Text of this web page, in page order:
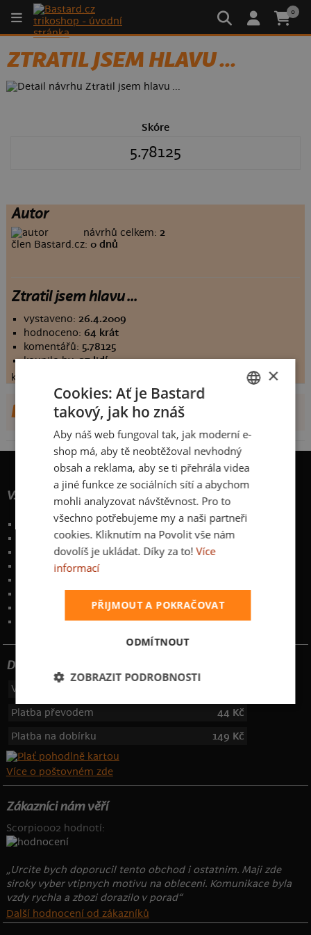
0
ZTRATIL JSEM HLAVU ...
Skóre
5.78125
Autor
návrhů celkem:2
člen Bastard.cz:0 dnů
Ztratil jsem hlavu ...
vystaveno:26.4.2009
hodnoceno:64 krát
komentářů: 5.78125
koupilo by:27 lidí
konečné hodnocení:
DALŠÍ NÁVRHY OD JOZEFPADLO
Vše o nákupu
Poštovné a způsoby doručení
Garance výměny či vrácení
Časté otázky
Zakázkový potisk textilu
Ochrana osobních údajů
info@bastard.cz
Telefon: 355 455 192
Dotujeme poštovné
Výdejní místa
Platba převodem
44 Kč
Platba na dobírku
149 Kč
Více o poštovném zde
Zákazníci nám věří
Scorpio002 hodnotí:
„Urcite bych doporucil tento obchod i ostatnim. Maji zde
siroky vyber vtipnych motivu na obleceni. Komunikace byla
vzdy rychla a zbozi dorazilo v porad“
Další hodnocení od zákazníků
SLOVAK
×
Cookies: Ať je Bastard
takový, jak ho znáš
Aby náš web fungoval tak, jak moderní e-
shop má, aby tě neobtěžoval nevhodný
obsah a reklama, aby se ti přehrála videa
a jiné funkce ze sociálních sítí a abychom
mohli analyzovat návštěvnost. Pro to
všechno potřebujeme my a naši partneři
cookies. Kliknutím na Povolit vše nám
dovolíš je ukládat. Díky za to! Více
informací
PŘIJMOUT A POKRAČOVAT
ODMÍTNOUT
ZOBRAZIT PODROBNOSTI